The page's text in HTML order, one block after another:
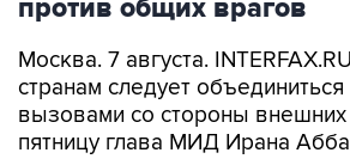
против общих врагов
Москва. 7 августа.
странам следует
вызовами со стороны внешних
пятницу глава МИД Ирана